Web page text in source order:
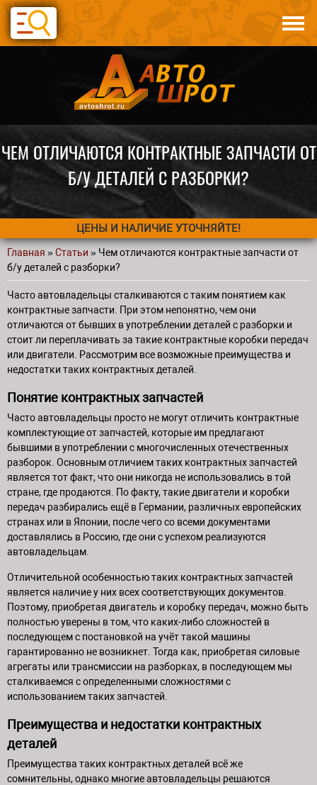
Перейти к основному содержанию
Авто по запчастям
Статьи
ЧЕМ ОТЛИЧАЮТСЯ КОНТРАКТНЫЕ ЗАПЧАСТИ ОТ
Б/У ДЕТАЛЕЙ С РАЗБОРКИ?
ЦЕНЫ И НАЛИЧИЕ УТОЧНЯЙТЕ!
Вы здесь
Главная »Статьи » Чем отличаются контрактные запчасти от
б/у деталей с разборки?
Часто автовладельцы сталкиваются с таким понятием как
контрактные запчасти. При этом непонятно, чем они
отличаются от бывших в употреблении деталей с разборки и
стоит ли переплачивать за такие контрактные коробки передач
или двигатели. Рассмотрим все возможные преимущества и
недостатки таких контрактных деталей.
Понятие контрактных запчастей
Часто автовладельцы просто не могут отличить контрактные
комплектующие от запчастей, которые им предлагают
бывшими в употреблении с многочисленных отечественных
разборок. Основным отличием таких контрактных запчастей
является тот факт, что они никогда не использовались в той
стране, где продаются. По факту, такие двигатели и коробки
передач разбирались ещё в Германии, различных европейских
странах или в Японии, после чего со всеми документами
доставлялись в Россию, где они с успехом реализуются
автовладельцам.
Отличительной особенностью таких контрактных запчастей
является наличие у них всех соответствующих документов.
Поэтому, приобретая двигатель и коробку передач, можно быть
полностью уверены в том, что каких-либо сложностей в
последующем с постановкой на учёт такой машины
гарантированно не возникнет. Тогда как, приобретая силовые
агрегаты или трансмиссии на разборках, в последующем мы
сталкиваемся с определенными сложностями с
использованием таких запчастей.
Преимущества и недостатки контрактных
деталей
Преимущества таких контрактных деталей всё же
сомнительны, однако многие автовладельцы решаются